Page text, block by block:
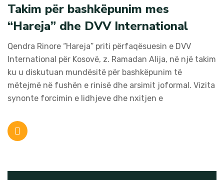
Takim për bashkëpunim mes
“Hareja” dhe DVV International
Qendra Rinore “Hareja” priti përfaqësuesin e DVV
International për Kosovë, z. Ramadan Alija, në një takim
ku u diskutuan mundësitë për bashkëpunim të
mëtejmë në fushën e rinisë dhe arsimit joformal. Vizita
synonte forcimin e lidhjeve dhe nxitjen e